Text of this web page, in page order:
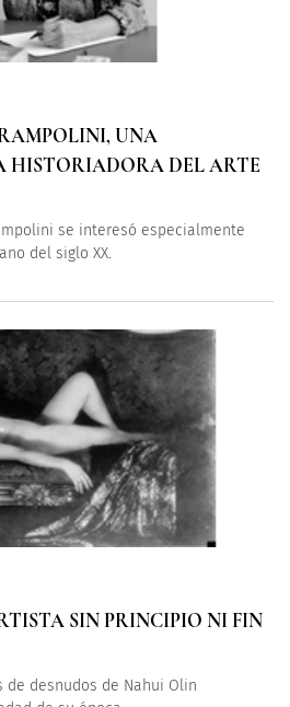
UNA
HISTORIADORA DEL ARTE
se interesó especialmente
del siglo XX.
SIN PRINCIPIO NI FIN
desnudos de Nahui Olin